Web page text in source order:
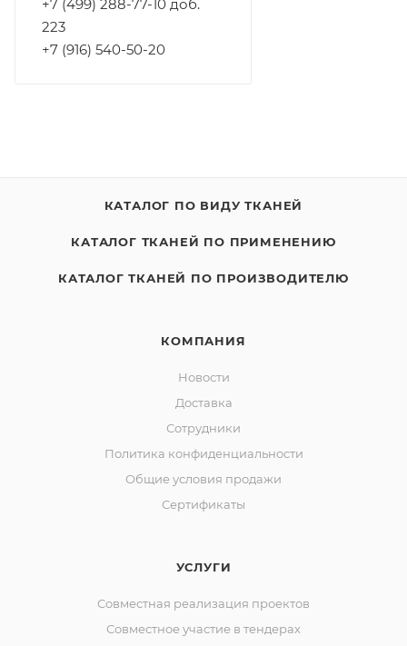
+7 (499) 288-77-10 доб.
223
+7 (916) 540-50-20
КАТАЛОГ ПО ВИДУ ТКАНЕЙ
КАТАЛОГ ТКАНЕЙ ПО ПРИМЕНЕНИЮ
КАТАЛОГ ТКАНЕЙ ПО ПРОИЗВОДИТЕЛЮ
КОМПАНИЯ
Новости
Доставка
Сотрудники
Политика конфиденциальности
Общие условия продажи
Сертификаты
УСЛУГИ
Совместная реализация проектов
Совместное участие в тендерах